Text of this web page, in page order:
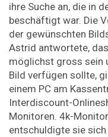
ihre Suche an, die in
beschäftigt war. Die
der gewünschten
Astrid antwortete,
möglichst gross sein
Bild verfügen sollte,
einem PC am
Interdiscount-
Monitoren. 4k-
entschuldigte sie